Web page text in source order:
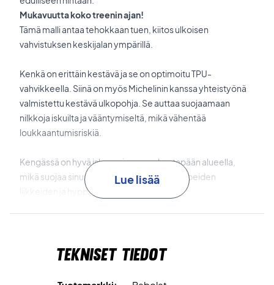
Mukavuutta koko treenin ajan!
Tämä malli antaa tehokkaan tuen, kiitos ulkoisen
vahvistuksen keskijalan ympärillä.
Kenkä on erittäin kestävä ja se on optimoitu TPU-
vahvikkeella. Siinä on myös Michelinin kanssa yhteistyönä
valmistettu kestävä ulkopohja. Se auttaa suojaamaan
nilkkoja iskuilta ja vääntymiseltä, mikä vähentää
loukkaantumisriskiä.
Kengässä on hyvä iskunvaimennus kantapään alueella,
mikä suojaa sinua iskuilta, joita tapahtuu nopeiden
liikkeiden ja hyppyjen aikana.
Lue lisää
Tekniset tiedot